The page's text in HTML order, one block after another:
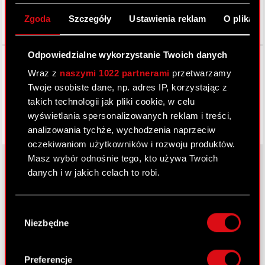
Zgoda Szczegóły Ustawienia reklam O
Odpowiedzialne wykorzystanie Twoich danych
Wraz z naszymi 1022 partnerami przetwarzamy
Twoje osobiste dane, np. adres IP, korzystając z
takich technologii jak pliki cookie, w celu
wyświetlania spersonalizowanych reklam i treści,
analizowania tychże, wychodzenia naprzeciw
oczekiwaniom użytkowników i rozwoju produktów.
Masz wybór odnośnie tego, kto używa Twoich
danych i w jakich celach to robi.
lokalizacji geograficznej z dokładnością nawet
Identyfikować Twoje urządzenie, aktywnie
zgody
Niezbędne
Preferencje
Facebook
O CD PROJEKT
Grupa Kapitałowa
Inwestorzy